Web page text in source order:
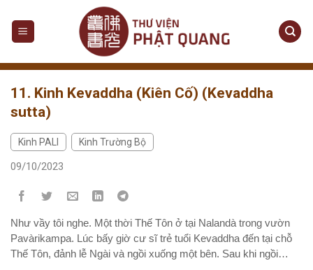
content
11. Kinh Kevaddha (Kiên Cố) (Kevaddha
sutta)
Kinh PALI Kinh Trường Bộ
09/10/2023
Như vầy tôi nghe. Một thời Thế Tôn ở tại Nalandà trong vườn
Pavàrikampa. Lúc bấy giờ cư sĩ trẻ tuổi Kevaddha đến tại chỗ
Thế Tôn, đảnh lễ Ngài và ngồi xuống một bên. Sau khi ngồi